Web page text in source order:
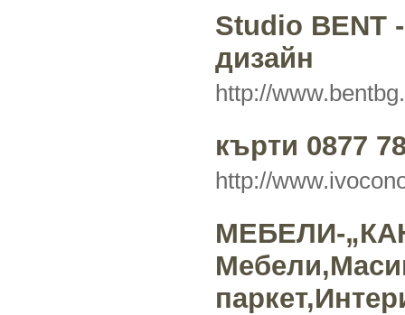
Studio BENT
дизайн
http://
кърти 0877
http://
МЕБЕЛИ-